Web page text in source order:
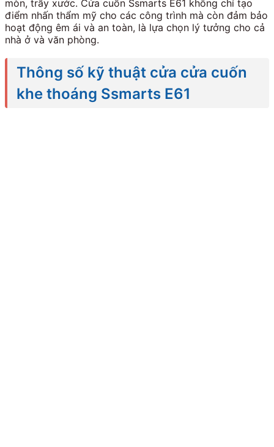
mòn, trầy xước. Cửa cuốn Ssmarts E61 không chỉ tạo
điểm nhấn thẩm mỹ cho các công trình mà còn đảm bảo
hoạt động êm ái và an toàn, là lựa chọn lý tưởng cho cả
nhà ở và văn phòng.
Thông số kỹ thuật cửa cửa cuốn
khe thoáng Ssmarts E61